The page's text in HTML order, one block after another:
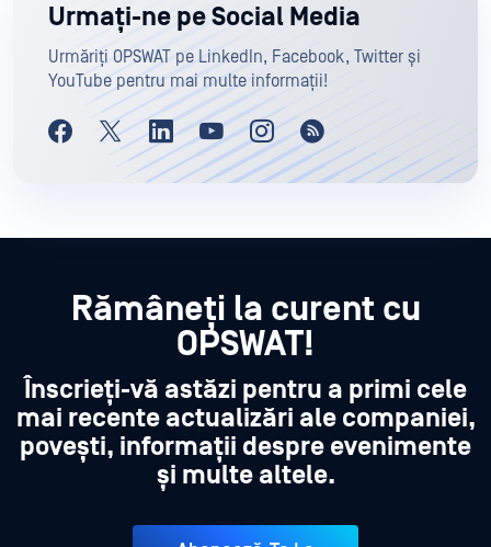
Urmați-ne pe Social Media
Urmăriți OPSWAT pe LinkedIn, Facebook, Twitter și
YouTube pentru mai multe informații!
Rămâneți la curent cu
OPSWAT!
Înscrieți-vă astăzi pentru a primi cele
mai recente actualizări ale companiei,
povești, informații despre evenimente
și multe altele.